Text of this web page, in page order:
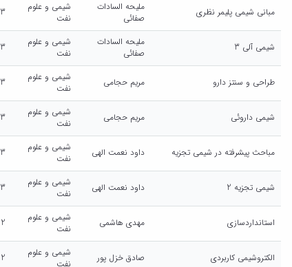
مبانی شیمی پلیمر نظری
ملیحه السادات
صفائی
شیمی و علوم
نفت
3
شیمی آلی 3
ملیحه السادات
صفائی
شیمی و علوم
نفت
3
طراحی و سنتز دارو مریم حجامی
شیمی و علوم
نفت
3
شیمی داروئی مریم حجامی
شیمی و علوم
نفت
3
مباحث پیشرفته در شیمی تجزیه داود نعمت الهی
شیمی و علوم
نفت
3
شیمی تجزیه 2 داود نعمت الهی
شیمی و علوم
نفت
3
استانداردسازی مهدی هاشمی
شیمی و علوم
نفت
2
الکتروشیمی کاربردی صادق خزل پور
شیمی و علوم
نفت
2